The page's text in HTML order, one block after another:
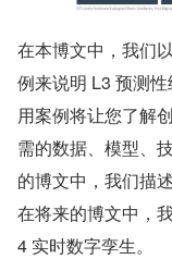
在本博文中，我们
例来说明 L3 预测
用案例将让您了解
需的数据、模型、
的博文中，我们描
在将来的博文中，
4 实时数字孪生。